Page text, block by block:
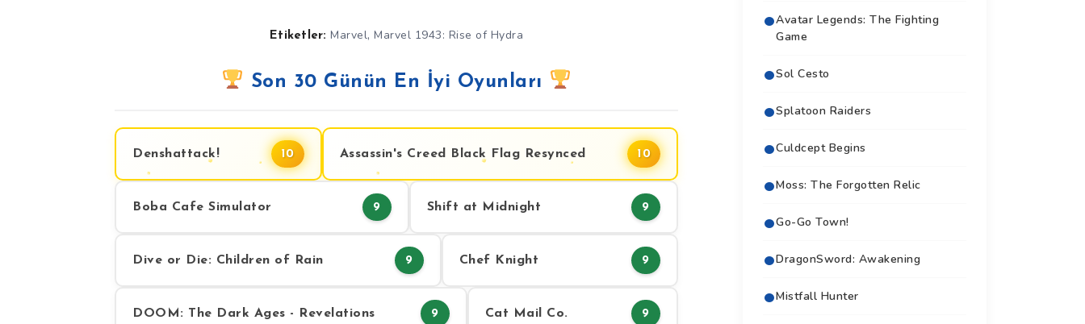
Etiketler: Marvel, Marvel 1943: Rise of Hydra
Son 30 Günün En İyi Oyunları
Denshattack! 10 Assassin's Creed Black Flag Resynced 10
Boba Cafe Simulator 9 Shift at Midnight 9
Dive or Die: Children of Rain 9 Chef Knight 9
DOOM: The Dark Ages - Revelations 9 Cat Mail Co. 9
Avatar Legends: The Fighting
Game
Sol Cesto
Splatoon Raiders
Culdcept Begins
Moss: The Forgotten Relic
Go-Go Town!
DragonSword: Awakening
Mistfall Hunter